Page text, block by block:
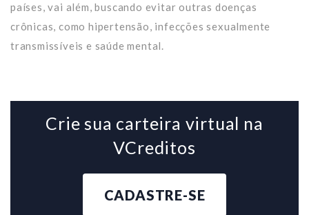
países, vai além, buscando evitar outras doenças
crônicas, como hipertensão, infecções sexualmente
transmissíveis e saúde mental.
Crie sua carteira virtual na
VCreditos
CADASTRE-SE